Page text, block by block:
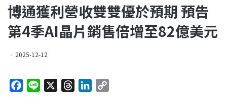
博通獲利營收雙雙優於預期 預告
第4季AI晶片銷售倍增至82億美元
2025-12-12